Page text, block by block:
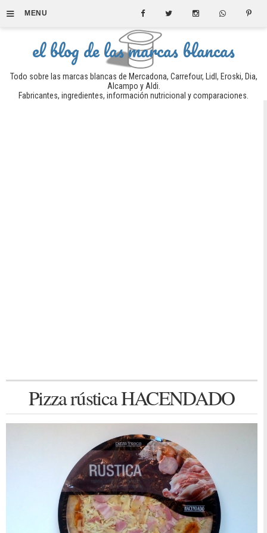
≡ MENU
el blog de las marcas blancas
Todo sobre las marcas blancas de Mercadona, Carrefour, Lidl, Eroski, Dia,
Alcampo y Aldi.
Fabricantes, ingredientes, información nutricional y comparaciones.
Pizza rústica HACENDADO